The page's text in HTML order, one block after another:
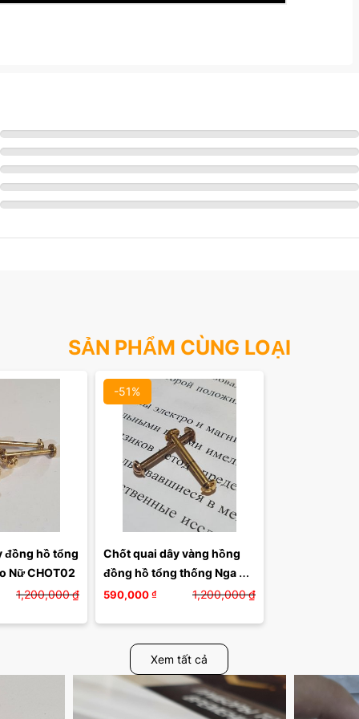
SẢN PHẨM CÙNG LOẠI
đồng hồ tổng
Nữ CHOT02
1,200,000₫
-51%
Chốt quai dây vàng hồng
đồng hồ tổng thống Nga
cho Nam CHOT03
590,000 ₫ 1,200,000₫
Xem tất cả